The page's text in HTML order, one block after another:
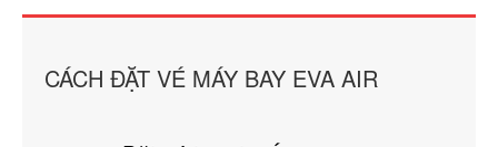
CÁCH ĐẶT VÉ MÁY BAY EVA AIR